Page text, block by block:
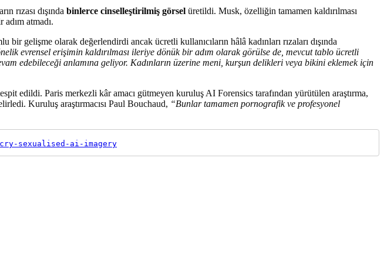
rızası dışında binlerce cinselleştirilmiş görsel üretildi. Musk, özelliğin tamamen kaldırılması
atmadı.
gelişme olarak değerlendirdi ancak ücretli kullanıcıların hâlâ kadınları rızaları dışında
evrensel erişimin kaldırılması ileriye dönük bir adım olarak görülse de, mevcut tablo ücretli
edebileceği anlamına geliyor. Kadınların üzerine meni, kurşun delikleri veya bikini eklemek için
edildi. Paris merkezli kâr amacı gütmeyen kuruluş AI Forensics tarafından yürütülen araştırma,
Kuruluş araştırmacısı Paul Bouchaud, “Bunlar tamamen pornografik ve profesyonel
sexualised-ai-imagery